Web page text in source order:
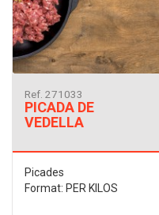
Ref. 271033
PICADA DE
VEDELLA
Picades
Format: PER KILOS